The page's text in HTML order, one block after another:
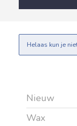
Helaas kun je
Nieuw
Wax